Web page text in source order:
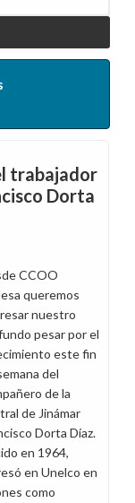
trabajador
Dorta
CCOO
queremos
nuestro
pesar por el
este fin
del
de la
de Jinámar
Dorta Díaz.
en 1964,
en Unelco en
como